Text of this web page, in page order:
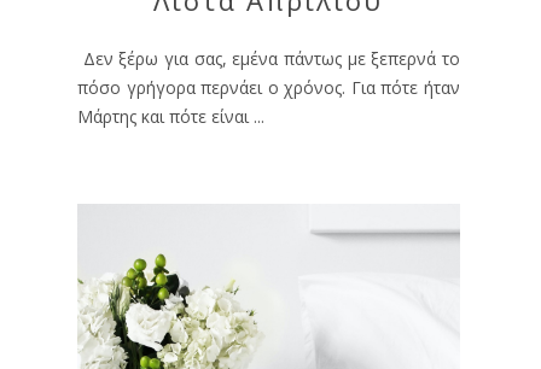
Δεν ξέρω για σας, εμένα πάντως με ξεπερνά το
πόσο γρήγορα περνάει ο χρόνος. Για πότε ήταν
Μάρτης και πότε είναι ...